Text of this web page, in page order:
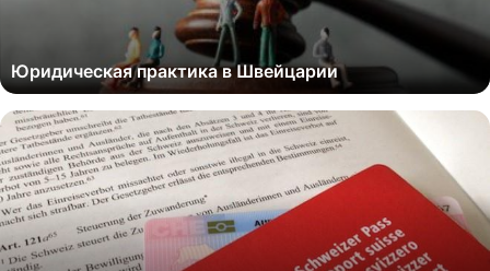
Юридическая практика в Швейцарии